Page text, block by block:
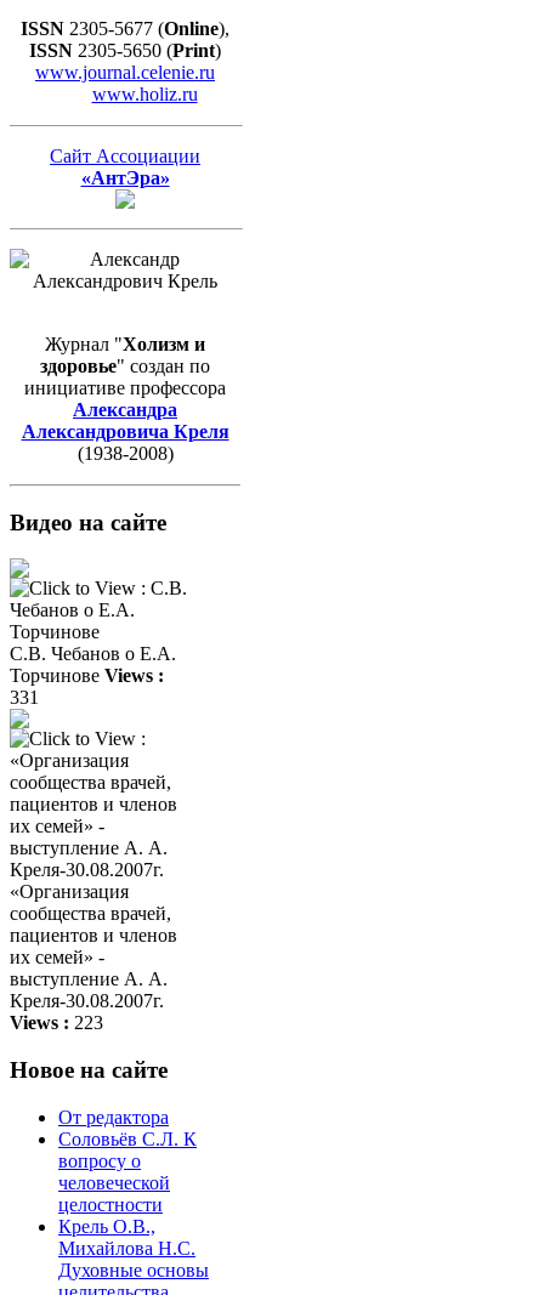
ISSN 2305-5677 (Online),
ISSN 2305-5650 (Print)
www.journal.celenie.ru
www.holiz.ru
Сайт Ассоциации
«АнтЭра»
Журнал "Холизм и
здоровье" создан по
инициативе профессора
Александра
Александровича Креля
(1938-2008)
Видео на сайте
С.В. Чебанов о Е.А.
Торчинове Views :
331
«Организация
сообщества врачей,
пациентов и членов
их семей» -
выступление А. А.
Креля-30.08.2007г.
Views : 223
Новое на сайте
От редактора
Соловьёв С.Л. К
вопросу о
человеческой
целостности
Крель О.В.,
Михайлова Н.С.
Духовные основы